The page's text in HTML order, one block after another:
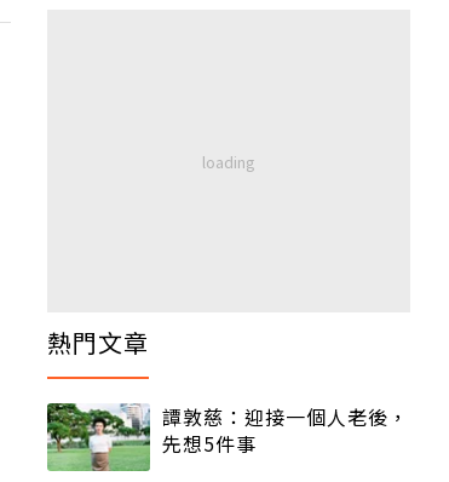
熱門文章
譚敦慈：迎接一個人老後，
先想5件事